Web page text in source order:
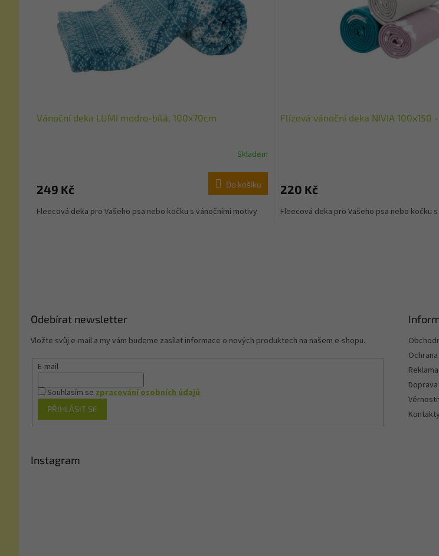
Vánoční deka LUMI modro-bílá, 100x70cm
Skladem
249 Kč Do košíku
Fleecová deka pro Vašeho psa nebo kočku s vánočními motivy
Flízová vánoční deka NIVIA 100x150
220 Kč
Fleecová deka pro Vašeho psa nebo kočku
Odebírat newsletter
Vložte svůj e-mail a my vám budeme zasílat informace o nových produktech na našem e-shopu.
E-mail
Souhlasím se zpracování osobních údajů
PŘIHLÁSIT SE
Doprava
Kontakty
Instagram